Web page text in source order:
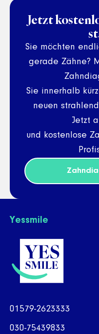
Jetzt
Sie möchten
gerade Zähne?
Sie innerhalb
neuen
Jetzt
und kostenlose
Yessmile
01579-2623333
030-75439833